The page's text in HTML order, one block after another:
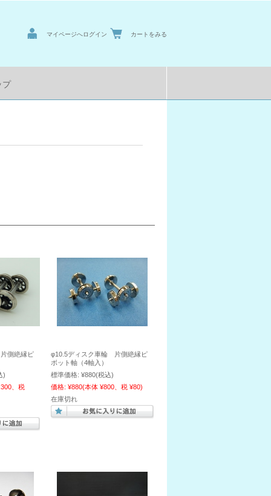
マイページへログイン カートをみる
プ
側絶縁ピ
)
、税
φ10.5ディスク車輪 片側絶縁ピ
ボット軸（4軸入）
標準価格: ¥880(税込)
価格: ¥880(本体 ¥800、税 ¥80)
在庫切れ